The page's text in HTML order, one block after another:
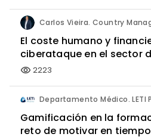
El coste humano y
ciberataque en el sector
visibility 2223
Departamento Médico. LETI
Gamificación en la
reto de motivar en